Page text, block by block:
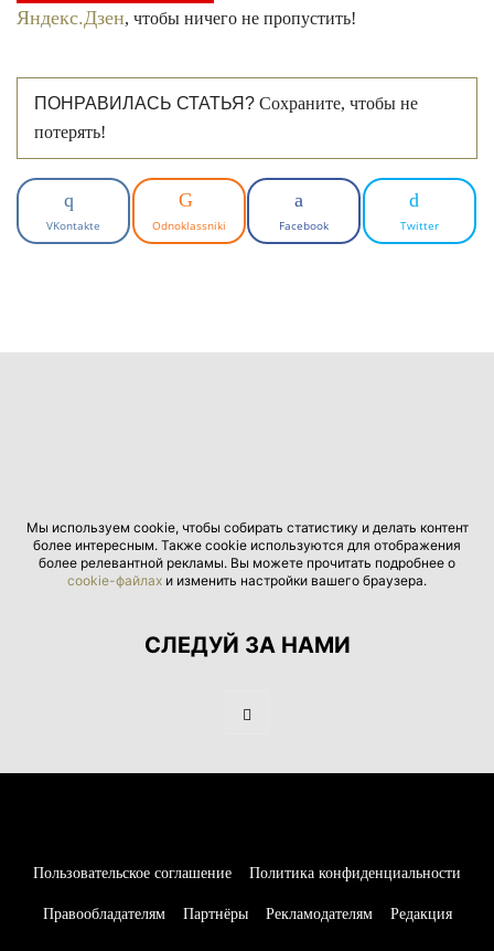
Яндекс.Дзен, чтобы ничего не пропустить!
ПОНРАВИЛАСЬ СТАТЬЯ? Сохраните, чтобы не
потерять!
VKontakte Odnoklassniki Facebook Twitter
Мы используем cookie, чтобы собирать статистику и делать контент
более интересным. Также cookie используются для отображения
более релевантной рекламы. Вы можете прочитать подробнее о
cookie-файлах и изменить настройки вашего браузера.
СЛЕДУЙ ЗА НАМИ
Пользовательское соглашение Политика конфиденциальности
Правообладателям Партнёры Рекламодателям Редакция